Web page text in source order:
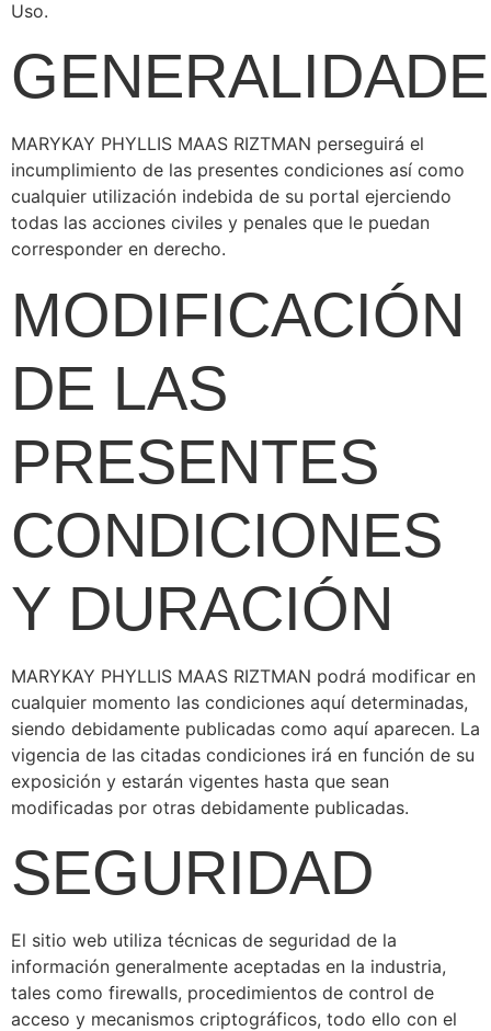
Uso.
MARYKAY PHYLLIS MAAS RIZTMAN perseguirá el
incumplimiento de las presentes condiciones así como
cualquier utilización indebida de su portal ejerciendo
todas las acciones civiles y penales que le puedan
corresponder en derecho.
MODIFICACIÓN
DE LAS
PRESENTES
CONDICIONES
Y DURACIÓN
MARYKAY PHYLLIS MAAS RIZTMAN podrá modificar en
cualquier momento las condiciones aquí determinadas,
siendo debidamente publicadas como aquí aparecen. La
vigencia de las citadas condiciones irá en función de su
exposición y estarán vigentes hasta que sean
modificadas por otras debidamente publicadas.
SEGURIDAD
El sitio web utiliza técnicas de seguridad de la
información generalmente aceptadas en la industria,
tales como firewalls, procedimientos de control de
acceso y mecanismos criptográficos, todo ello con el